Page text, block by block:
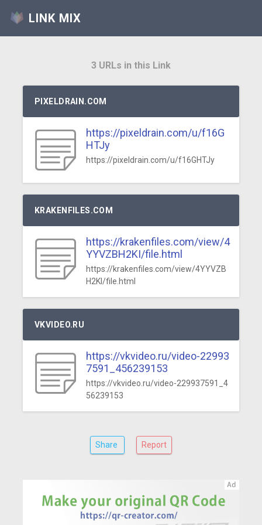
LINK MIX
3 URLs in this Link
PIXELDRAIN.COM
https://pixeldrain.com/u/f16G
HTJy
https://pixeldrain.com/u/f16GHTJy
KRAKENFILES.COM
https://krakenfiles.com/view/4
YYVZBH2KI/file.html
https://krakenfiles.com/view/4YYVZB
H2KI/file.html
VKVIDEO.RU
https://vkvideo.ru/video-22993
7591_456239153
https://vkvideo.ru/video-229937591_4
56239153
Share Report